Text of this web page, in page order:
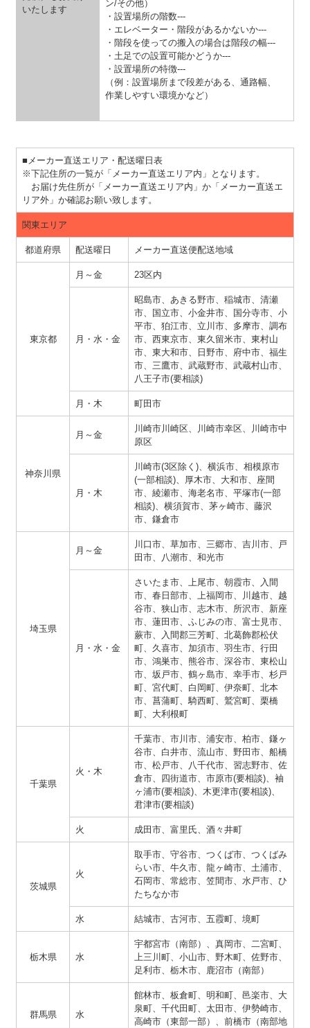
いたします
ン/その他）
・設置場所の階数---
・エレベーター・階段があるかないか---
・階段を使っての搬入の場合は階段の幅---
・土足での設置可能かどうか---
・設置場所の特徴---
（例：設置場所まで段差がある、通路幅、
作業しやすい環境かなど）
■メーカー直送エリア・配送曜日表
※下記住所の一覧が「メーカー直送エリア内」となります。
お届け先住所が「メーカー直送エリア内」か「メーカー直送エ
リア外」か確認お願い致します。
関東エリア
都道府県 配送曜日 メーカー直送便配送地域
東京都
月～金 23区内
月・水・金
昭島市、あきる野市、稲城市、清瀬
市、国立市、小金井市、国分寺市、小
平市、狛江市、立川市、多摩市、調布
市、西東京市、東久留米市、東村山
市、東大和市、日野市、府中市、福生
市、三鷹市、武蔵野市、武蔵村山市、
八王子市(要相談)
月・木 町田市
神奈川県
月～金
川崎市川崎区、川崎市幸区、川崎市中
原区
月・木
川崎市(3区除く)、横浜市、相模原市
(一部相談)、厚木市、大和市、座間
市、綾瀬市、海老名市、平塚市(一部
相談)、横須賀市、茅ヶ崎市、藤沢
市、鎌倉市
埼玉県
月～金
川口市、草加市、三郷市、吉川市、戸
田市、八潮市、和光市
月・水・金
さいたま市、上尾市、朝霞市、入間
市、春日部市、上福岡市、川越市、越
谷市、狭山市、志木市、所沢市、新座
市、蓮田市、ふじみの市、富士見市、
蕨市、入間郡三芳町、北葛飾郡松伏
町、久喜市、加須市、羽生市、行田
市、鴻巣市、熊谷市、深谷市、東松山
市、坂戸市、鶴ヶ島市、幸手市、杉戸
町、宮代町、白岡町、伊奈町、北本
市、菖蒲町、騎西町、鷲宮町、栗橋
町、大利根町
千葉県
火・木
千葉市、市川市、浦安市、柏市、鎌ヶ
谷市、白井市、流山市、野田市、船橋
市、松戸市、八千代市、習志野市、佐
倉市、四街道市、市原市(要相談)、袖
ヶ浦市(要相談)、木更津市(要相談)、
君津市(要相談)
火 成田市、富里氏、酒々井町
茨城県
火
取手市、守谷市、つくば市、つくばみ
らい市、牛久市、龍ヶ崎市、土浦市、
石岡市、常総市、笠間市、水戸市、ひ
たちなか市
水 結城市、古河市、五霞町、境町
栃木県 水
宇都宮市（南部）、真岡市、二宮町、
上三川町、小山市、野木町、佐野市、
足利市、栃木市、鹿沼市（南部）
群馬県 水
館林市、板倉町、明和町、邑楽市、大
泉町、千代田町、太田市、伊勢崎市、
高崎市（東部一部）、前橋市（南部地